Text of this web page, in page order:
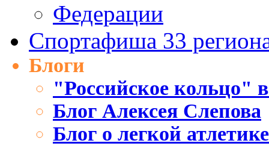
Федерации
Спортафиша 33
Блоги
"Российское кольцо"
Блог Алексея Слепова
Блог о легкой